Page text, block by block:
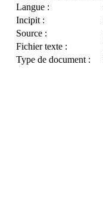
Langue :
Incipit :
Source :
Fichier texte :
Type de document :